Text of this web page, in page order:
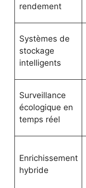
rendement
Systèmes de
stockage
intelligents
Surveillance
écologique en
temps réel
Enrichissement
hybride